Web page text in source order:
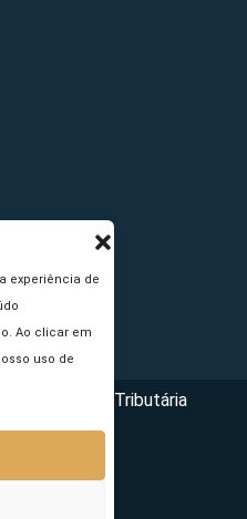
experiência de
Ao clicar em
uso de
da Reforma Tributária